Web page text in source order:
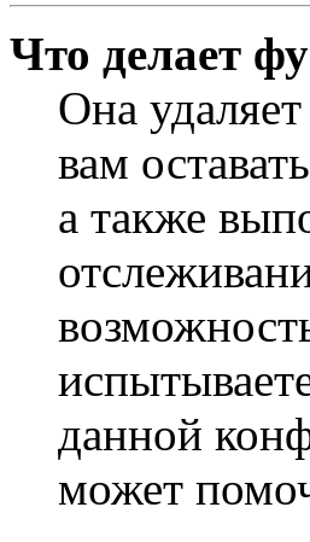
Что делает
Она
вам
а также
данной
может